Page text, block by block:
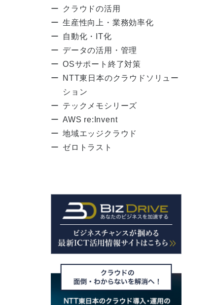
クラウドの活用
生産性向上・業務効率化
自動化・IT化
データの活用・管理
OSサポート終了対策
NTT東日本のクラウドソリュー
ション
テックメモシリーズ
AWS re:Invent
地域エッジクラウド
ゼロトラスト